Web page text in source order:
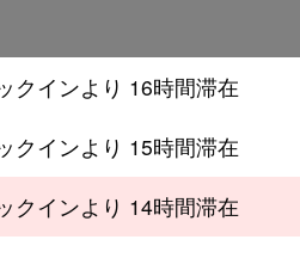
クインより 16時間滞在
クインより 15時間滞在
クインより 14時間滞在